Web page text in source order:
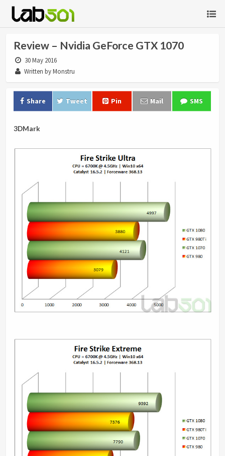
Review – Nvidia GeForce GTX 1070
30 May 2016
Written by Monstru
Share Tweet Pin Mail SMS
3DMark